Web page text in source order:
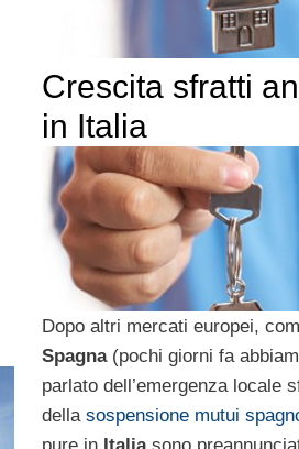
Crescita sfratti
in Italia
Dopo altri mercati europei,
Spagna (pochi giorni fa
parlato dell’emergenza locale
della sospensione mutui